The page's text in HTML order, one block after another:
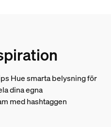
Hue smarta belysning för
dina egna
med hashtaggen